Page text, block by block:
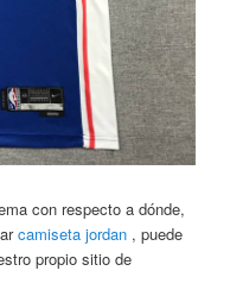
con respecto a dónde,
camiseta jordan , puede
propio sitio de